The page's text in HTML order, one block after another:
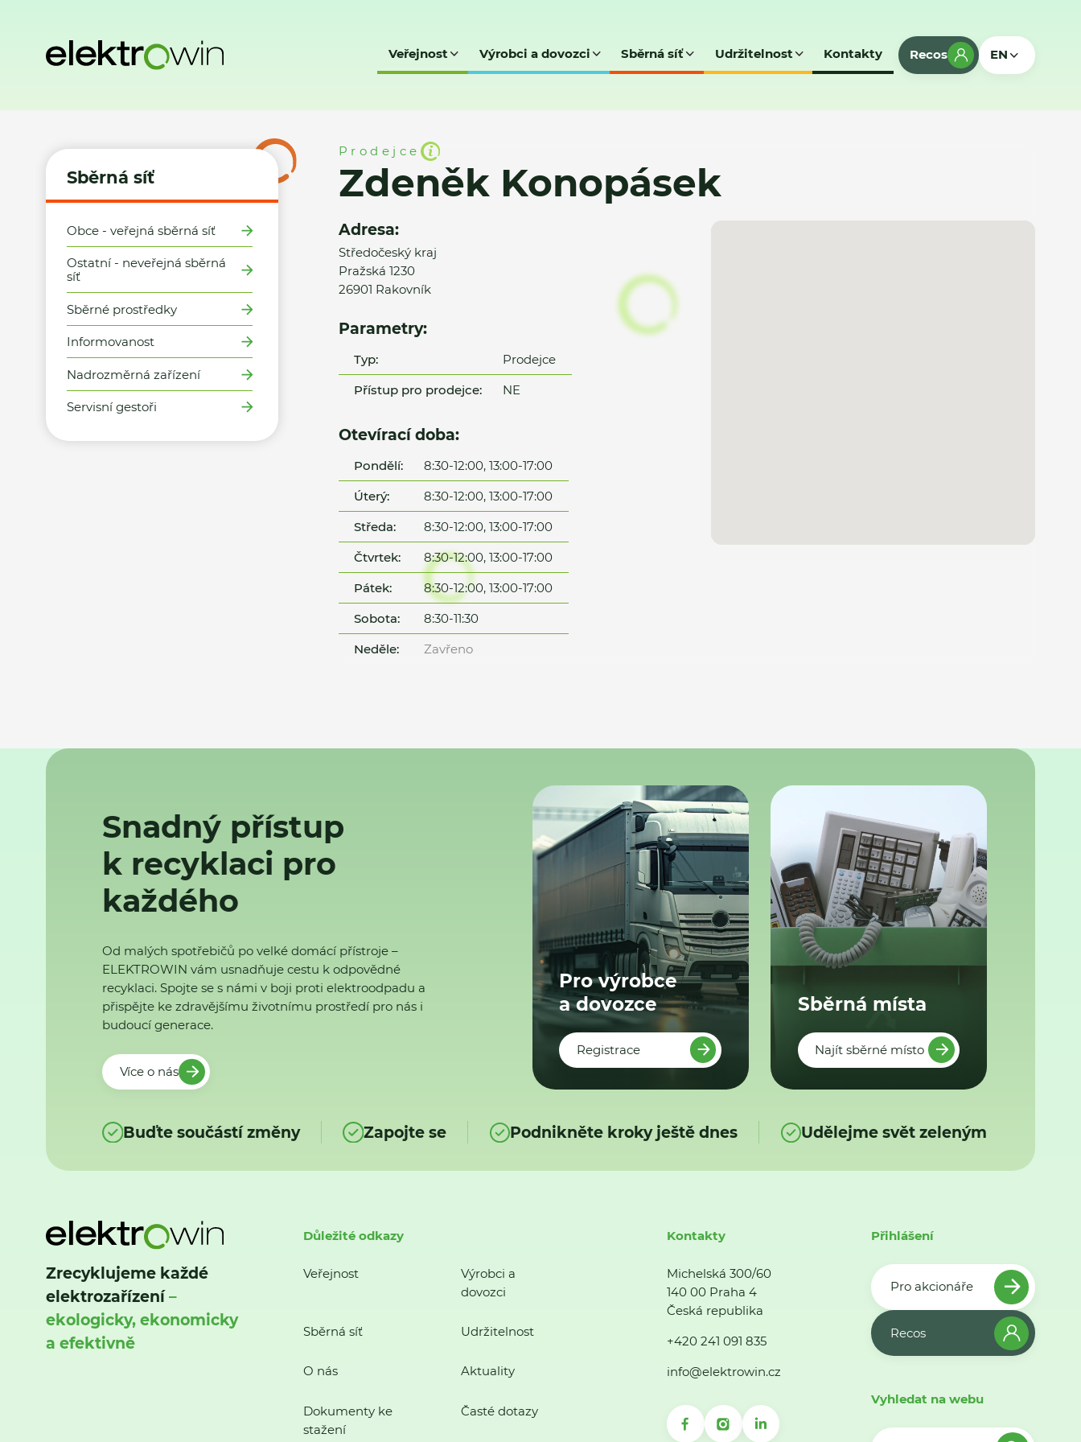
Veřejnost Výrobci a dovozci Sběrná síť Udržitelnost Kontakty Recos EN
Sběrná síť
Obce - veřejná sběrná síť
Ostatní - neveřejná sběrná
síť
Sběrné prostředky
Informovanost
Nadrozměrná zařízení
Servisní gestoři
Prodejce
Zdeněk Konopásek
Adresa:
Středočeský kraj
Pražská 1230
26901 Rakovník
Parametry:
Typ:
Prodejce
Přístup pro prodejce:
NE
Otevírací doba:
Pondělí:
8:30-12:00, 13:00-17:00
Úterý:
8:30-12:00, 13:00-17:00
Středa:
8:30-12:00, 13:00-17:00
Čtvrtek:
8:30-12:00, 13:00-17:00
Pátek:
8:30-12:00, 13:00-17:00
Sobota:
8:30-11:30
Neděle:
Zavřeno
Snadný přístup
k recyklaci pro
každého
Od malých spotřebičů po velké domácí přístroje –
ELEKTROWIN vám usnadňuje cestu k odpovědné
recyklaci. Spojte se s námi v boji proti elektroodpadu a
přispějte ke zdravějšímu životnímu prostředí pro nás i
budoucí generace.
Více o nás
Pro výrobce
a dovozce
Registrace
Sběrná místa
Najít sběrné místo
Buďte součástí změny Zapojte se Podnikněte kroky ještě dnes Udělejme svět zeleným
Zrecyklujeme každé
elektrozařízení–
ekologicky, ekonomicky
a efektivně
Důležité odkazy
Veřejnost
Výrobci a
dovozci
Sběrná síť Udržitelnost
O nás Aktuality
Dokumenty ke
stažení
Časté dotazy
Kontakty
Michelská 300/60
140 00 Praha 4
Česká republika
+420 241 091 835
info@elektrowin.cz
Přihlášení
Pro akcionáře
Recos
Vyhledat na webu